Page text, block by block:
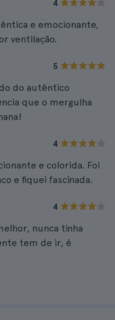
4
e emocionante,
ventilação.
5
do autêntico
que o mergulha
4
e colorida. Foi
e fiquei fascinada.
4
nunca tinha
tem de ir, é